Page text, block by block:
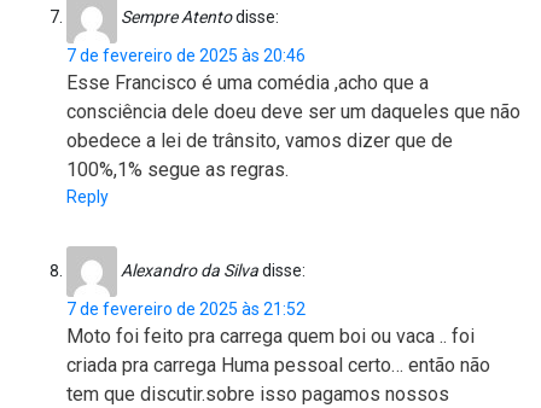
Sempre Atentodisse:
7 de fevereiro de 2025 às 20:46
Esse Francisco é uma comédia ,acho que a
consciência dele doeu deve ser um daqueles que não
obedece a lei de trânsito, vamos dizer que de
100%,1% segue as regras.
Reply
Alexandro da Silvadisse:
7 de fevereiro de 2025 às 21:52
Moto foi feito pra carrega quem boi ou vaca .. foi
criada pra carrega Huma pessoal certo… então não
tem que discutir.sobre isso pagamos nossos